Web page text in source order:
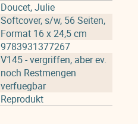
Doucet, Julie
Softcover, s/w, 56 Seiten,
Format 16 x 24,5 cm
9783931377267
V145 - vergriffen, aber ev.
noch Restmengen
verfuegbar
Reprodukt